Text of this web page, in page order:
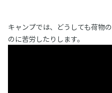
キャンプでは、どうしても荷物
のに苦労したりします。